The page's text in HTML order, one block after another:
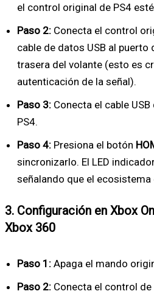
el control original de PS4 esté
Paso 2: Conecta el control
cable de datos USB al puerto
trasera del volante (esto es
autenticación de la señal).
Paso 3: Conecta el cable
PS4.
Paso 4: Presiona el botón
sincronizarlo. El LED
señalando que el
3. Configuración en Xbox
Xbox 360
Paso 1: Apaga el mando
Paso 2: Conecta el control